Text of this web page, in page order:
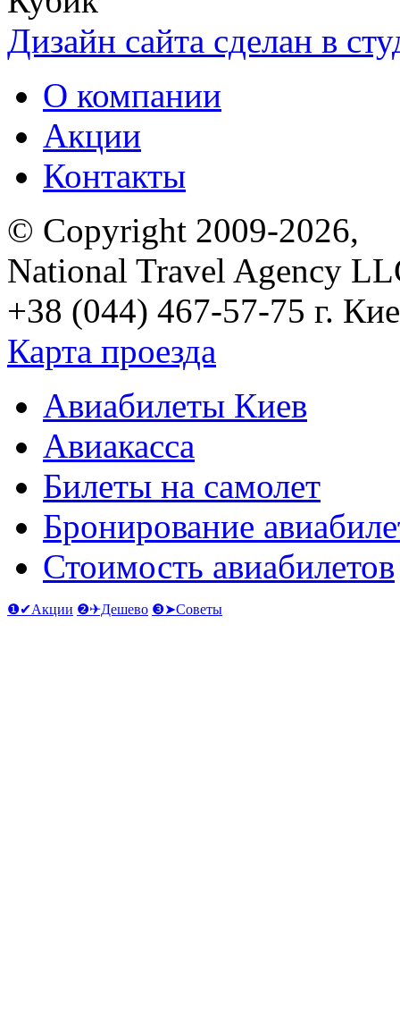
Дизайн сайта сделан в
О компании
Акции
Контакты
© Copyright 2009-2026,
National Travel Agency
+38 (044) 467-57-75 г.
Карта проезда
Авиабилеты Киев
Авиакасса
Билеты на самолет
Бронирование
Стоимость авиабилетов
❶✔Акции ❷✈Дешево ❸➤Советы